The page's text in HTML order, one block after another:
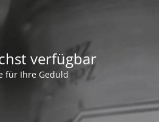
verfügbar
für Ihre Geduld